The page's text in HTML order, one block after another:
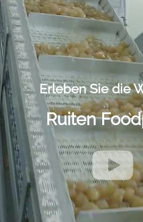
Zum Hauptinhalt springen
Erleben Sie die
Ruiten